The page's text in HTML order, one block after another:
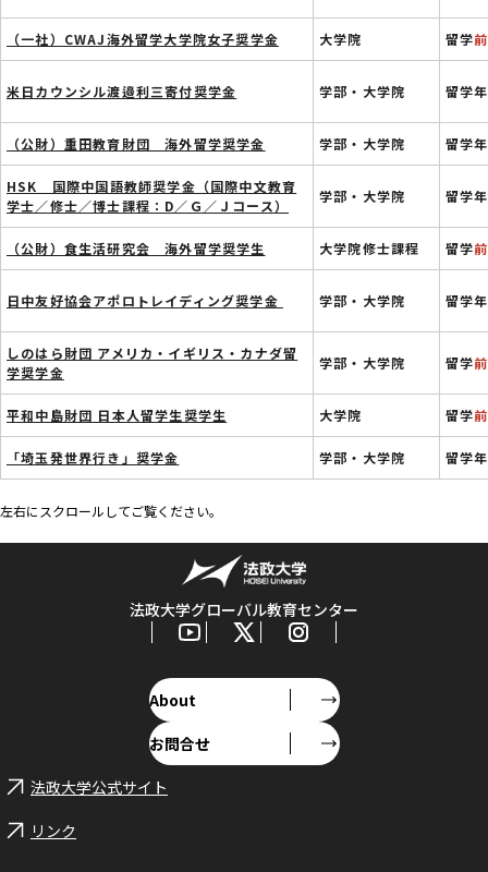
（一社）CWAJ海外留学大学院女子奨学金 大学院 留学
米日カウンシル渡邉利三寄付奨学金 学部・大学院 留学
（公財）重田教育財団 海外留学奨学金 学部・大学院 留学
HSK 国際中国語教師奨学金（国際中文教育
学士／修士／博士課程：D／Ｇ／Ｊコース）
学部・大学院 留学
（公財）食生活研究会 海外留学奨学生 大学院修士課程 留学
日中友好協会アポロトレイディング奨学金 学部・大学院 留学
しのはら財団 アメリカ・イギリス・カナダ留
学奨学金
学部・大学院 留学
平和中島財団 日本人留学生奨学生 大学院 留学
「埼玉発世界行き」奨学金 学部・大学院 留学
左右にスクロールしてご覧ください。
法政大学グローバル教育センター
About
お問合せ
法政大学公式サイト
リンク